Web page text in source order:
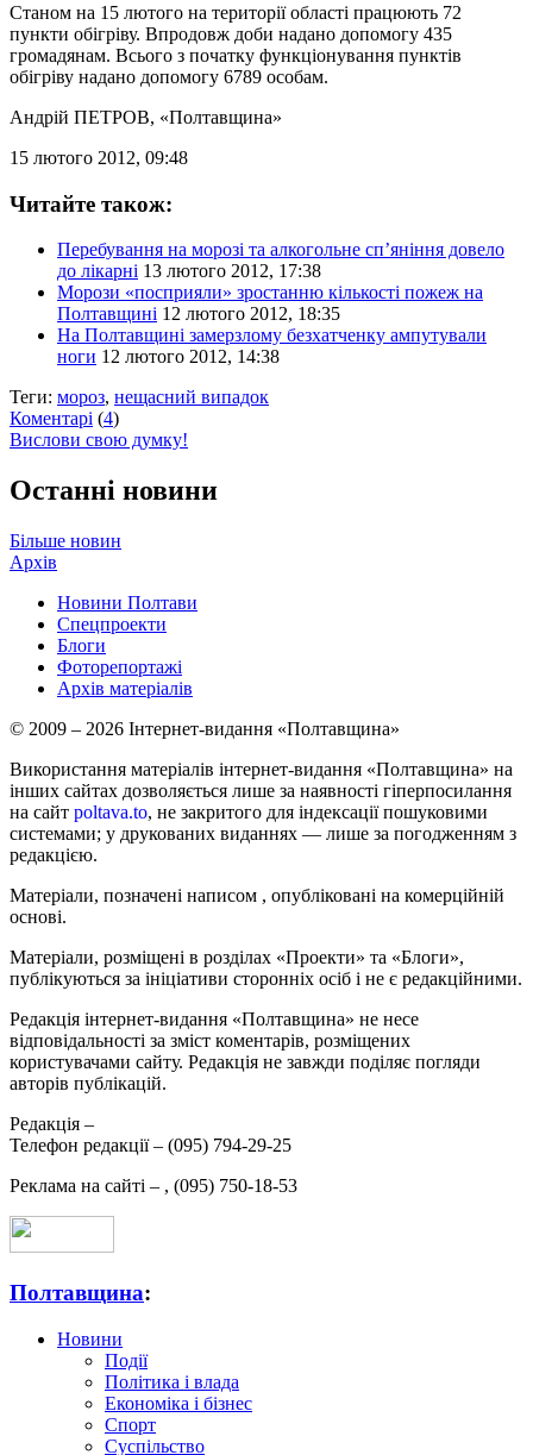
Станом на 15 лютого на території області працюють 72
пункти обігріву. Впродовж доби надано допомогу 435
громадянам. Всього з початку функціонування пунктів
обігріву надано допомогу 6789 особам.
Андрій ПЕТРОВ, «Полтавщина»
15 лютого 2012, 09:48
Читайте також:
Перебування на морозі та алкогольне сп’яніння довело
до лікарні 13 лютого 2012, 17:38
Морози «посприяли» зростанню кількості пожеж на
Полтавщині 12 лютого 2012, 18:35
На Полтавщині замерзлому безхатченку ампутували
ноги 12 лютого 2012, 14:38
Теги: мороз, нещасний випадок
Коментарі (4)
Вислови свою думку!
Останні новини
Більше новин
Архів
Новини Полтави
Спецпроекти
Блоги
Фоторепортажі
Архів матеріалів
© 2009 – 2026 Інтернет-видання «Полтавщина»
Використання матеріалів інтернет-видання «Полтавщина» на
інших сайтах дозволяється лише за наявності гіперпосилання
на сайт poltava.to, не закритого для індексації пошуковими
системами; у друкованих виданнях — лише за погодженням з
редакцією.
Матеріали, позначені написом , опубліковані на комерційній
основі.
Матеріали, розміщені в розділах «Проекти» та «Блоги»,
публікуються за ініціативи сторонніх осіб і не є редакційними.
Редакція інтернет-видання «Полтавщина» не несе
відповідальності за зміст коментарів, розміщених
користувачами сайту. Редакція не завжди поділяє погляди
авторів публікацій.
Редакція –
Телефон редакції – (095) 794-29-25
Реклама на сайті – , (095) 750-18-53
Полтавщина:
Новини
Події
Політика і влада
Економіка і бізнес
Спорт
Суспільство